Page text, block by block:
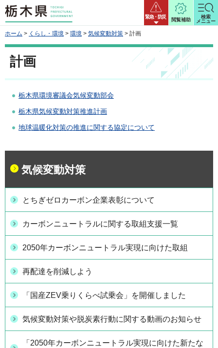
栃木県 緊急・防災
閲覧補助
検索
メニュー
ホーム > くらし・環境 > 環境 > 気候変動対策 > 計画
計画
栃木県環境審議会気候変動部会
栃木県気候変動対策推進計画
地球温暖化対策の推進に関する協定について
気候変動対策
とちぎゼロカーボン企業表彰について
カーボンニュートラルに関する取組支援一覧
2050年カーボンニュートラル実現に向けた取組
再配達を削減しよう
「国産ZEV乗りくらべ試乗会」を開催しました
気候変動対策や脱炭素行動に関する動画のお知らせ
「2050年カーボンニュートラル実現に向けた新たな